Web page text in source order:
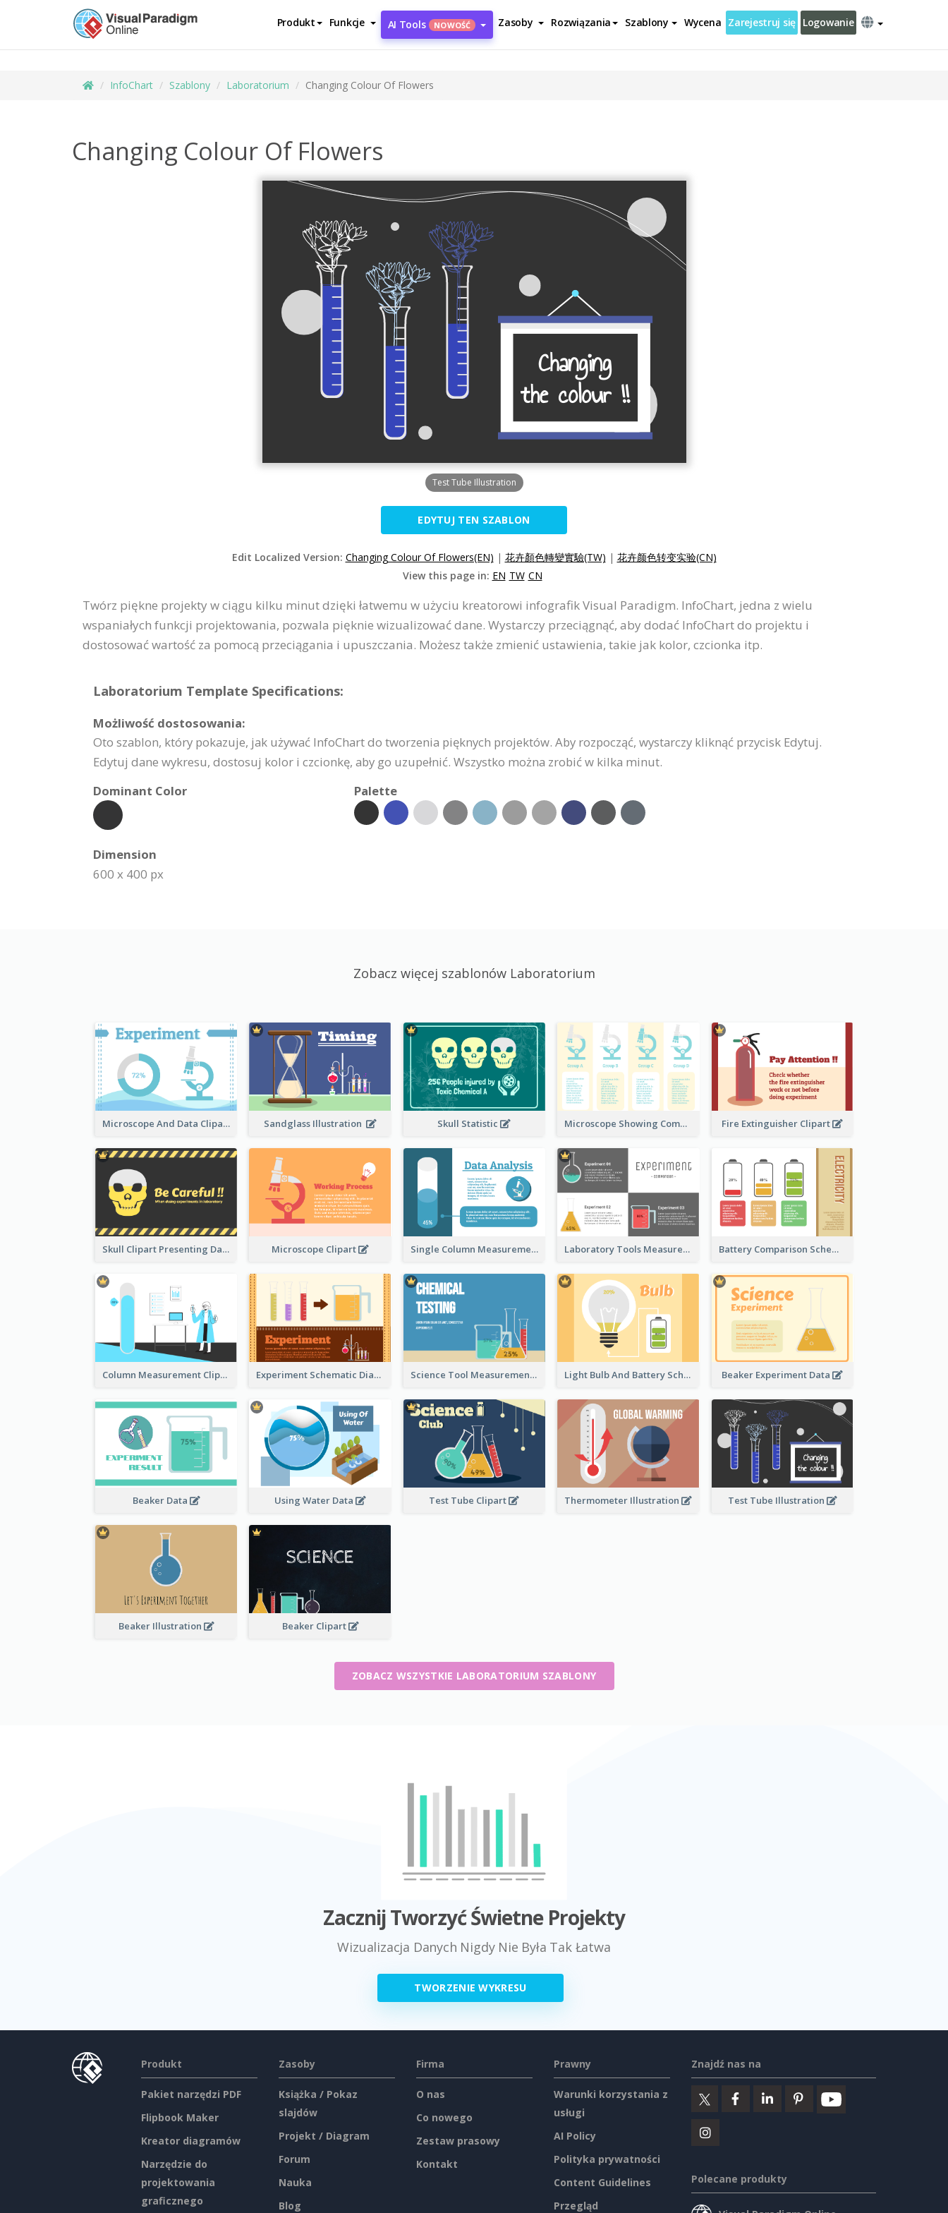
Produkt Funkcje AI Tools NOWOŚĆ Zasoby Rozwiązania Szablony Wycena Zarejestruj się Logowanie
InfoChart Szablony Laboratorium Changing Colour Of Flowers
Changing Colour Of Flowers
Test Tube Illustration
EDYTUJ TEN SZABLON
Edit Localized Version: Changing Colour Of Flowers(EN) | 花卉顏色轉變實驗(TW) | 花卉颜色转变实验(CN)
View this page in: EN TW CN
Twórz piękne projekty w ciągu kilku minut dzięki łatwemu w użyciu kreatorowi infografik Visual Paradigm. InfoChart, jedna z wielu
wspaniałych funkcji projektowania, pozwala pięknie wizualizować dane. Wystarczy przeciągnąć, aby dodać InfoChart do projektu i
dostosować wartość za pomocą przeciągania i upuszczania. Możesz także zmienić ustawienia, takie jak kolor, czcionka itp.
Laboratorium Template Specifications:
Możliwość dostosowania:
Oto szablon, który pokazuje, jak używać InfoChart do tworzenia pięknych projektów. Aby rozpocząć, wystarczy kliknąć przycisk Edytuj.
Edytuj dane wykresu, dostosuj kolor i czcionkę, aby go uzupełnić. Wszystko można zrobić w kilka minut.
Dominant Color
Palette
Dimension
600 x 400 px
Zobacz więcej szablonów Laboratorium
Microscope And Data Clipart Sandglass Illustration Skull Statistic Microscope Showing Comparison Fire Extinguisher Clipart
Skull Clipart Presenting Dangerous Microscope Clipart Single Column Measurement Laboratory Tools Measurement And Comparison Battery Comparison Schematic Diagram
Column Measurement Clipart Experiment Schematic Diagram Science Tool Measurement Light Bulb And Battery Schematic Diagram Beaker Experiment Data
Beaker Data Using Water Data Test Tube Clipart Thermometer Illustration Test Tube Illustration
Beaker Illustration Beaker Clipart
ZOBACZ WSZYSTKIE LABORATORIUM SZABLONY
Zacznij Tworzyć Świetne Projekty
Wizualizacja Danych Nigdy Nie Była Tak Łatwa
TWORZENIE WYKRESU
Produkt
Pakiet narzędzi PDF
Flipbook Maker
Kreator diagramów
Narzędzie do
projektowania
graficznego
Zasoby
Książka / Pokaz
slajdów
Projekt / Diagram
Forum
Nauka
Blog
Firma
O nas
Co nowego
Zestaw prasowy
Kontakt
Prawny
Warunki korzystania z
usługi
AI Policy
Polityka prywatności
Content Guidelines
Przegląd
Znajdź nas na
Polecane produkty